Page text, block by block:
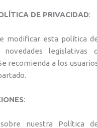
DE PRIVACIDAD:
modificar esta política
legislativas
recomienda a los
:
nuestra Política